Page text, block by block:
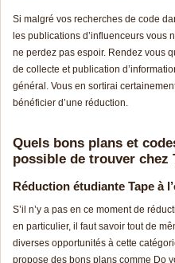
Si malgré vos recherches de code
les publications d’influenceurs vous
ne perdez pas espoir. Rendez vous
de collecte et publication
général. Vous en sortirai
bénéficier d’une réduction.
Quels bons plans et
possible de trouver chez
Réduction étudiante Tape à
S’il n’y a pas en ce moment de
en particulier, il faut savoir tout de
diverses opportunités à cette
propose des bons plans comme Do